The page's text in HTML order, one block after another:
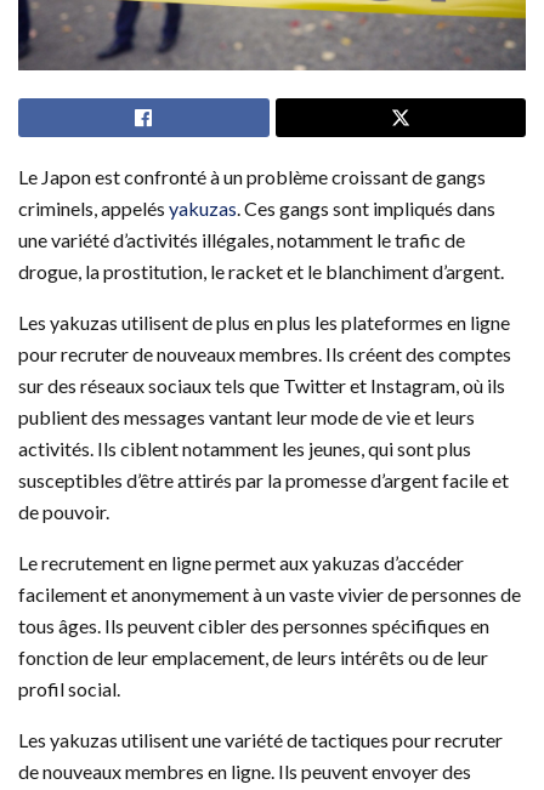
Le Japon est confronté à un problème croissant de gangs
criminels, appelés yakuzas. Ces gangs sont impliqués dans
une variété d’activités illégales, notamment le trafic de
drogue, la prostitution, le racket et le blanchiment d’argent.
Les yakuzas utilisent de plus en plus les plateformes en ligne
pour recruter de nouveaux membres. Ils créent des comptes
sur des réseaux sociaux tels que Twitter et Instagram, où ils
publient des messages vantant leur mode de vie et leurs
activités. Ils ciblent notamment les jeunes, qui sont plus
susceptibles d’être attirés par la promesse d’argent facile et
de pouvoir.
Le recrutement en ligne permet aux yakuzas d’accéder
facilement et anonymement à un vaste vivier de personnes de
tous âges. Ils peuvent cibler des personnes spécifiques en
fonction de leur emplacement, de leurs intérêts ou de leur
profil social.
Les yakuzas utilisent une variété de tactiques pour recruter
de nouveaux membres en ligne. Ils peuvent envoyer des